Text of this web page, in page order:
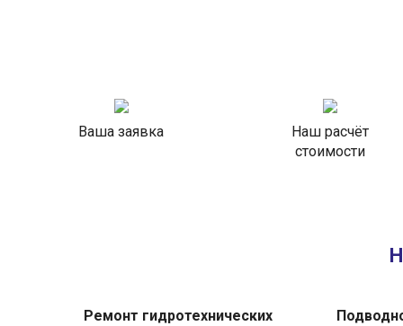
Ваша заявка
Наш расчёт
стоимости
Ремонт гидротехнических